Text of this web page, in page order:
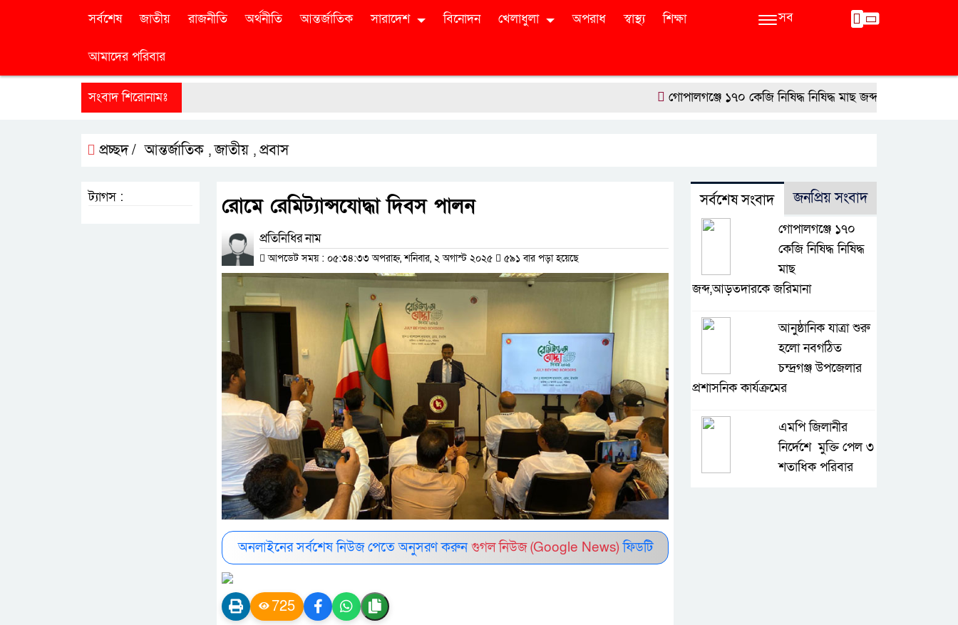
সর্বশেষ জাতীয় রাজনীতি অর্থনীতি আন্তর্জাতিক সারাদেশ বিনোদন খেলাধুলা অপরাধ স্বাস্থ্য শিক্ষা
আমাদের পরিবার
সব
সংবাদ শিরোনামঃ গোপালগঞ্জে ১৭০ কেজি নিষিদ্ধ নিষিদ্ধ মাছ জব্দ,আড়তদারকে জরিমানা
প্রচ্ছদ / আন্তর্জাতিক ,জাতীয় , প্রবাস
রোমে রেমিট্যান্সযোদ্ধা দিবস পালন
প্রতিনিধির নাম
আপডেট সময় : ০৫:৩৪:৩৩ অপরাহ্ন, শনিবার, ২ অগাস্ট ২০২৫ ৫৯১ বার পড়া হয়েছে
অনলাইনের সর্বশেষ নিউজ পেতে অনুসরণ করুনগুগল নিউজ (Google News) ফিডটি
725
ট্যাগস : সর্বশেষ সংবাদ জনপ্রিয় সংবাদ
গোপালগঞ্জে ১৭০
কেজি নিষিদ্ধ নিষিদ্ধ
মাছ
জব্দ,আড়তদারকে জরিমানা
আনুষ্ঠানিক যাত্রা শুরু
হলো নবগঠিত
চন্দ্রগঞ্জ উপজেলার
প্রশাসনিক কার্যক্রমের
এমপি জিলানীর
নির্দেশে মুক্তি পেল ৩
শতাধিক পরিবার